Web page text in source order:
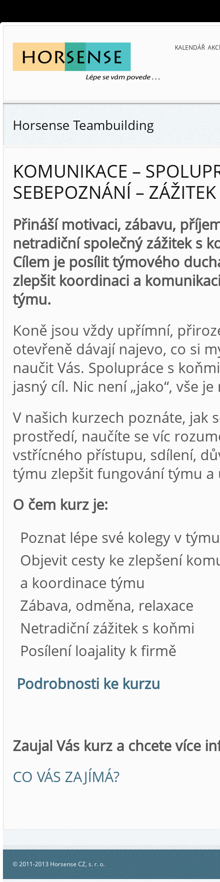
KALENDÁŘ AKCÍ
Horsense Teambuilding
KOMUNIKACE –
SEBEPOZNÁNÍ – ZÁŽITEK
Přináší motivaci, zábavu,
netradiční společný zážitek s
Cílem je posílit týmového
zlepšit koordinaci a
týmu.
Koně jsou vždy upřímní,
otevřeně dávají najevo, co si
naučit Vás. Spolupráce s
jasný cíl. Nic není „jako“, vše
V našich kurzech poznáte, jak
prostředí, naučíte se víc
vstřícného přístupu, sdílení,
týmu zlepšit fungování týmu
O čem kurz je:
Poznat lépe své kolegy v týmu
Objevit cesty ke zlepšení
a koordinace týmu
Zábava, odměna, relaxace
Netradiční zážitek s koňmi
Posílení loajality k firmě
Podrobnosti ke kurzu
Zaujal Vás kurz a chcete více
CO VÁS ZAJÍMÁ?
© 2011-2013 Horsense CZ, s. r. o.